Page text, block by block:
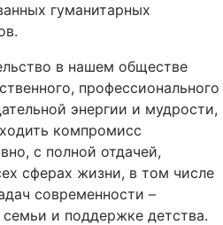
гуманитарных
в нашем обществе
профессионального
энергии и мудрости,
компромисс
с полной отдачей,
сферах жизни, в том числе
современности –
и поддержке детства.